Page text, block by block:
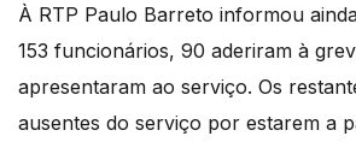
À RTP Paulo Barreto informou
153 funcionários, 90 aderiram à
apresentaram ao serviço. Os
ausentes do serviço por estarem a